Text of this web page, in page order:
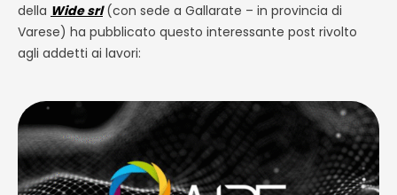
della Wide srl(con sede a Gallarate – in provincia di
Varese) ha pubblicato questo interessante post rivolto
agli addetti ai lavori: